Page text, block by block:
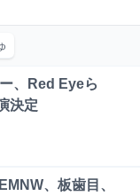
、Red Eyeら
決定
、板歯目、